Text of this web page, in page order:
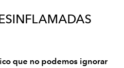
que no podemos ignorar